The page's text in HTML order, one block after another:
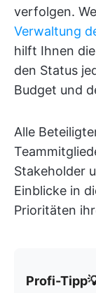
verfolgen.
Verwaltung
hilft Ihnen
den Status
Budget und
Alle
Stakeholder
Einblicke in
Prioritäten
Profi-